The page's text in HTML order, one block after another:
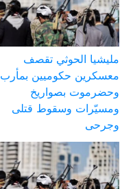
مليشيا الحوثي تقصف
معسكرين حكوميين بمأرب
وحضرموت بصواريخ
ومسيّرات وسقوط قتلى
وجرحى